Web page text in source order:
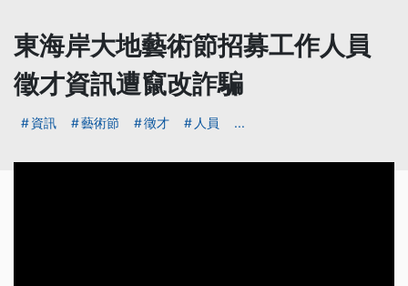
東海岸大地藝術節招募工作人員
徵才資訊遭竄改詐騙
資訊 藝術節 徵才 人員 ...